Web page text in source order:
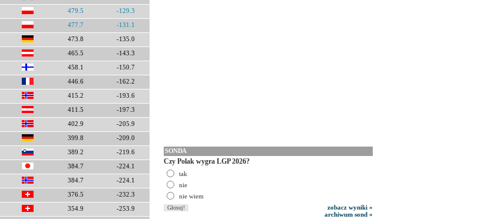
479.5 -129.3
477.7 -131.1
473.8 -135.0
465.5 -143.3
458.1 -150.7
446.6 -162.2
415.2 -193.6
411.5 -197.3
402.9 -205.9
399.8 -209.0
389.2 -219.6
384.7 -224.1
384.7 -224.1
376.5 -232.3
354.9 -253.9
SONDA
Czy Polak wygra LGP 2026?
tak
nie
nie wiem
zobacz wyniki »
archiwum sond »